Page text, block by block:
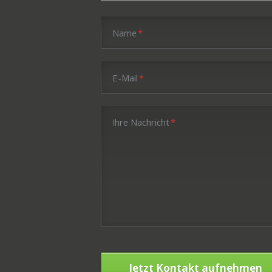
Pflichtfeld
Name*
Pflichtfeld
E-Mail*
Pflichtfeld
Ihre Nachricht*
Jetzt Kontakt aufnehmen